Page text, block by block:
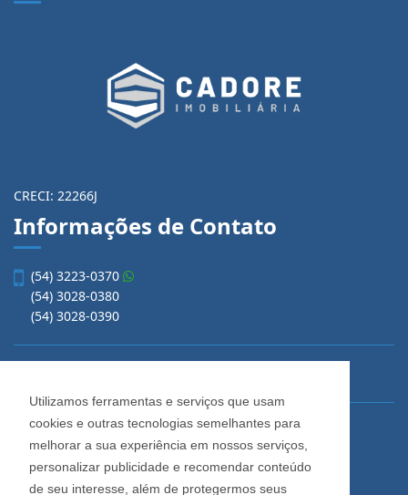
Utilizamos ferramentas e serviços que usam
cookies e outras tecnologias semelhantes para
melhorar a sua experiência em nossos serviços,
personalizar publicidade e recomendar conteúdo
de seu interesse, além de protegermos seus
CRECI: 22266J
Informações de Contato
(54) 3223-0370
(54) 3028-0380
(54) 3028-0390
Imobiliária Cadore
Rua Os Dezoito do Forte, 1622, Centro
Caxias do Sul - Rio Grande do Sul